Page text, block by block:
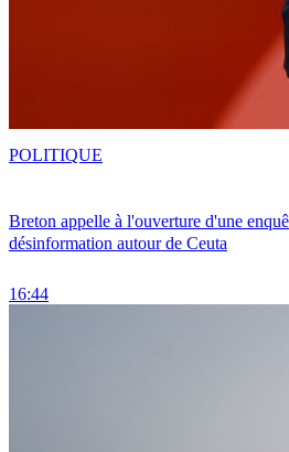
Breton appelle à l'ouverture d'une
désinformation autour de Ceuta
16:44
POLITIQUE